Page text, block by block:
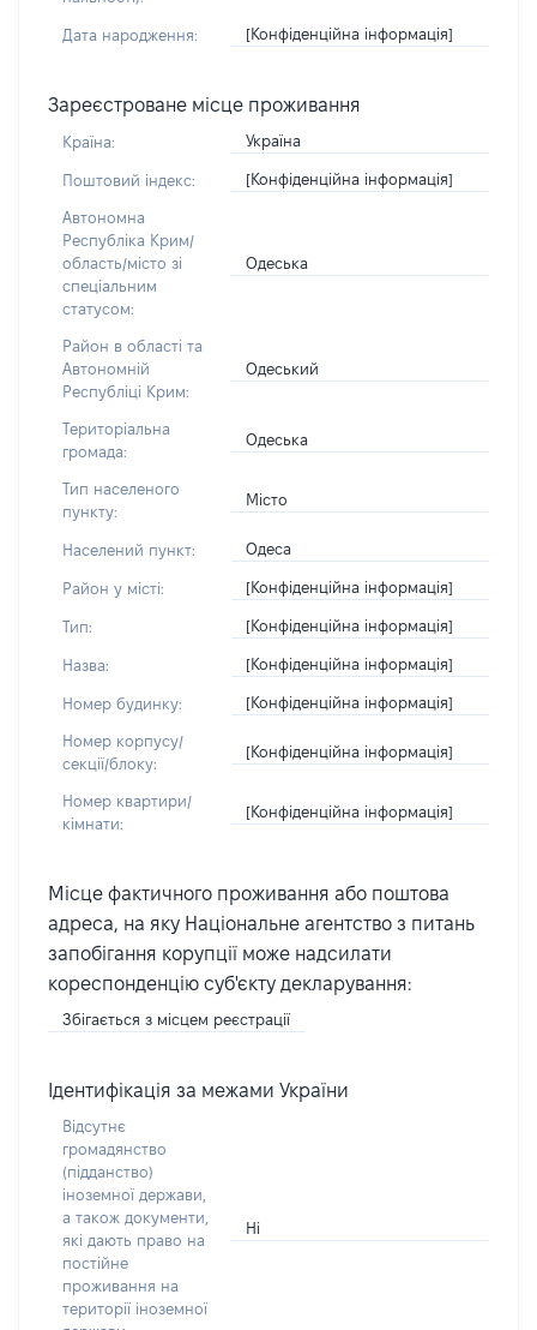
Дата народження: [Конфіденційна інформація]
Зареєстроване місце проживання
Країна: Україна
Поштовий індекс: [Конфіденційна інформація]
Автономна
Республіка Крим/
область/місто зі
спеціальним
статусом:
Одеська
Район в області та
Автономній
Республіці Крим:
Одеський
Територіальна
громада:
Одеська
Тип населеного
пункту:
Місто
Населений пункт: Одеса
Район у місті: [Конфіденційна інформація]
Тип: [Конфіденційна інформація]
Назва: [Конфіденційна інформація]
Номер будинку: [Конфіденційна інформація]
Номер корпусу/
секції/блоку:
[Конфіденційна інформація]
Номер квартири/
кімнати:
[Конфіденційна інформація]
Місце фактичного проживання або поштова
адреса, на яку Національне агентство з питань
запобігання корупції може надсилати
кореспонденцію суб'єкту декларування:
Збігається з місцем реєстрації
Ідентифікація за межами України
Відсутнє
громадянство
(підданство)
іноземної держави,
а також документи,
які дають право на
постійне
проживання на
території іноземної
Ні